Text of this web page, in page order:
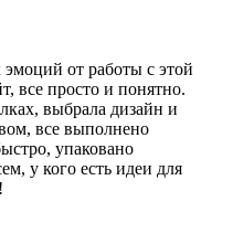
от работы с этой
все просто и понятно.
выбрала дизайн и
все выполнено
упаковано
у кого есть идеи для